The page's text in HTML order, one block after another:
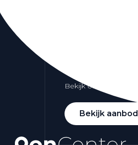
Bekijk ons aanbod
Bekijk aanbod